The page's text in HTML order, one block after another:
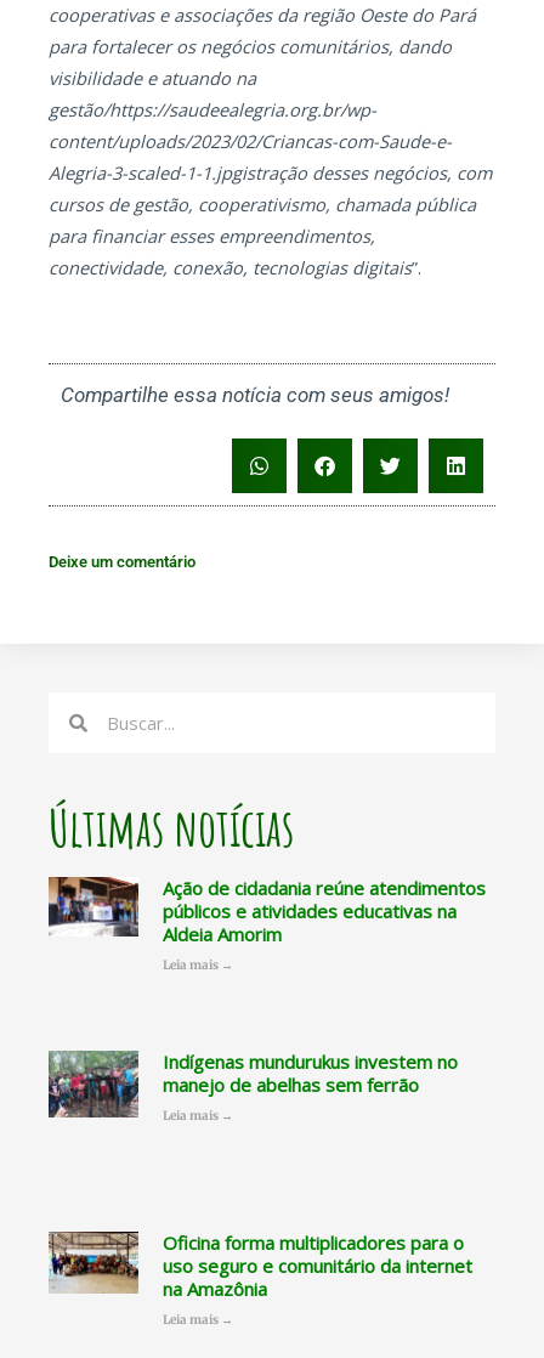
cooperativas e associações da região Oeste do Pará
para fortalecer os negócios comunitários, dando
visibilidade e atuando na
gestão/https://saudeealegria.org.br/wp-
content/uploads/2023/02/Criancas-com-Saude-e-
Alegria-3-scaled-1-1.jpgistração desses negócios, com
cursos de gestão, cooperativismo, chamada pública
para financiar esses empreendimentos,
conectividade, conexão, tecnologias digitais”.
Compartilhe essa notícia com seus amigos!
Deixe um comentário
Últimas notícias
Ação de cidadania reúne atendimentos
públicos e atividades educativas na
Aldeia Amorim
Leia mais →
Indígenas mundurukus investem no
manejo de abelhas sem ferrão
Leia mais →
Oficina forma multiplicadores para o
uso seguro e comunitário da internet
na Amazônia
Leia mais →